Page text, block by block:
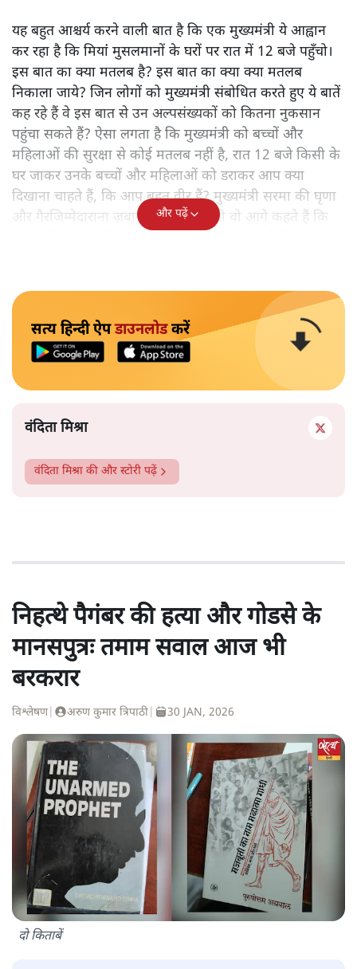
यह बहुत आश्चर्य करने वाली बात है कि एक मुख्यमंत्री ये आह्वान
कर रहा है कि मियांं मुसलमानों के घरों पर रात में 12 बजे पहुँचो।
इस बात का क्या मतलब है? इस बात का क्या क्या मतलब
निकाला जाये? जिन लोगों को मुख्यमंत्री संबोधित करते हुए ये बातें
कह रहे हैं वे इस बात से उन अल्पसंख्यकों को कितना नुकसान
पहुंचा सकते हैं? ऐसा लगता है कि मुख्यमंत्री को बच्चों और
महिलाओं की सुरक्षा से कोई मतलब नहीं है, रात 12 बजे किसी के
घर जाकर उनके बच्चों और महिलाओं को डराकर आप क्या
दिखाना चाहते हैं, कि आप बहुत वीर हैं? मुख्यमंत्री सरमा की घृणा
और गैरजिम्मेदाराना ज़बान यहीं नहीं रुकती वो आगे कहते हैं कि
और पढ़ें
सत्य हिन्दी ऐपडाउनलोडकरें
वंदिता मिश्रा
वंदिता मिश्रा की और स्टोरी पढ़ें
निहत्थे पैगंबर की हत्या और गोडसे के
मानसपुत्रः तमाम सवाल आज भी
बरकरार
विश्लेषण| अरुण कुमार त्रिपाठी 30 JAN, 2026
दो किताबें